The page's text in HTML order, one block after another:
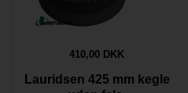
410,00 DKK
Lauridsen 425 mm kegle